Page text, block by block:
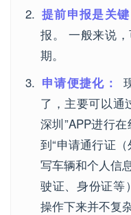
提前申报是关键
报。 一般来说
期。
申请便捷化：
了，主要可以通
深圳”APP进行
到“申请通行证
写车辆和个人信
驶证、身份证等
操作下来并不复